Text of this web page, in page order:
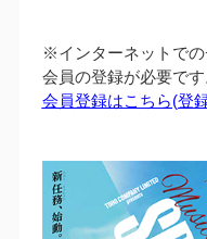
※インターネットで
会員の登録が必要です
会員登録はこちら(登